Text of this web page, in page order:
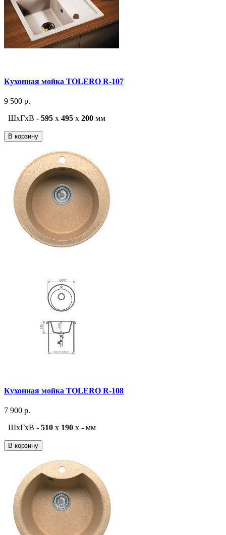
Кухонная мойка TOLERO R-107
9 500 р.
ШxГxВ - 595 x 495 x 200 мм
В корзину
Кухонная мойка TOLERO R-108
7 900 р.
ШxГxВ - 510 x 190 x - мм
В корзину